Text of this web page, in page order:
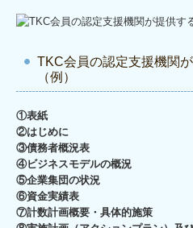
TKC会員の認定支援機関
（例）
①表紙
②はじめに
③債務者概況表
④ビジネスモデルの概況
⑤企業集団の状況
⑥資金実績表
⑦計数計画概要・具体的施策